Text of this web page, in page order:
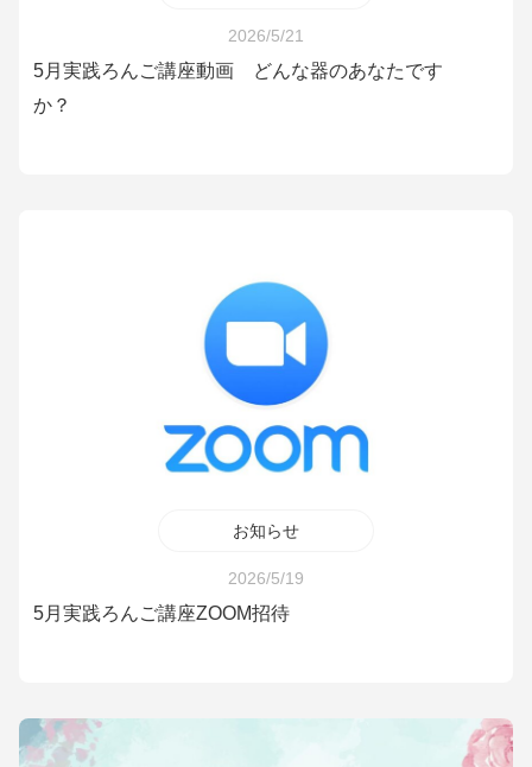
2026/5/21
5月実践ろんご講座動画 どんな器のあなたです
か？
お知らせ
2026/5/19
5月実践ろんご講座ZOOM招待